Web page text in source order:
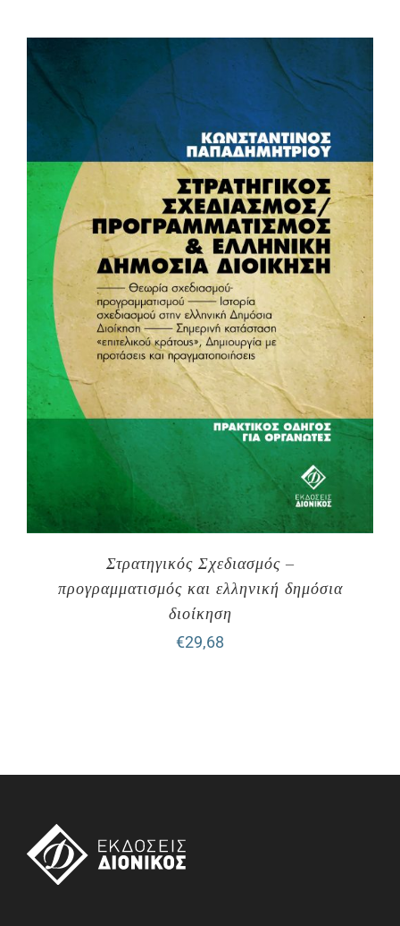
τιμή
είναι:
Στρατηγικός Σχεδιασμός –
προγραμματισμός και ελληνική δημόσια
διοίκηση
€29,68